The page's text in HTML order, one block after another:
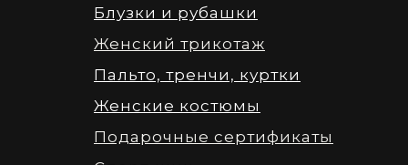
Блузки и рубашки
Женский трикотаж
Пальто, тренчи, куртки
Женские костюмы
Подарочные сертификаты